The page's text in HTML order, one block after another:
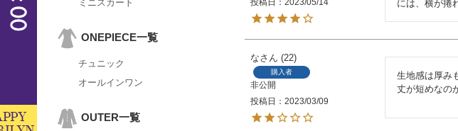
ミニスカート
ONEPIECE一覧
チュニック
オールインワン
OUTER一覧
には、横が捲
な 22
購入者
非公開
投稿日
2023/03/09
生地感は厚み